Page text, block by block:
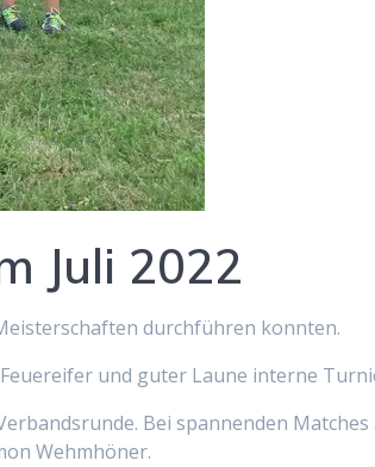
Juli 2022
durchführen konnten.
und guter Laune interne
Bei spannenden
Wehmhöner.